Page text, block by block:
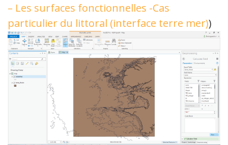
– Les surfaces fonctionnelles -Cas
particulier du littoral (interface terre mer))